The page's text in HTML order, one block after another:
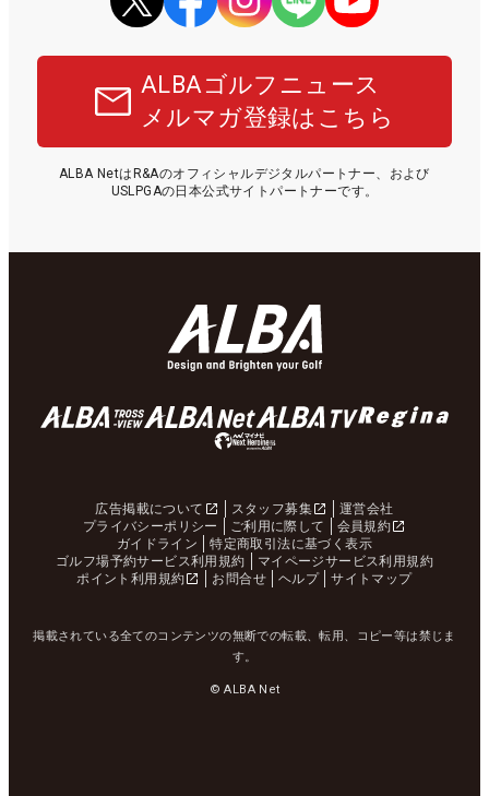
ALBAゴルフニュース
メルマガ登録はこちら
ALBA NetはR&Aのオフィシャルデジタルパートナー、および
USLPGAの日本公式サイトパートナーです。
広告掲載について スタッフ募集
運営会社
プライバシーポリシー
ご利用に際して
会員規約
ガイドライン
特定商取引法に基づく表示
ゴルフ場予約サービス利用規約
マイページサービス利用規約
ポイント利用規約
お問合せ ヘルプ サイトマップ
掲載されている全てのコンテンツの無断での転載、転用、コピー等は禁じま
す。
© ALBA Net